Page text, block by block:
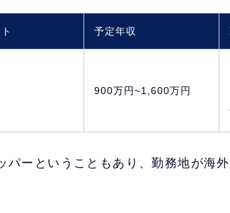
予定年収
900万円~1,600万円
パーということもあり、勤務地が海